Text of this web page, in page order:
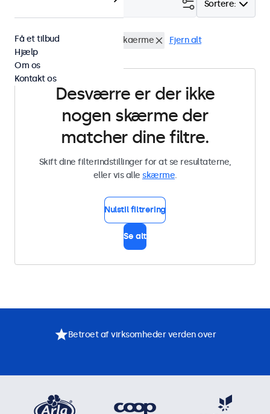
Sortere:
VESA 75 x 75 27 tommer skaerme Fjern alt
Desværre er der ikke
nogen skærme der
matcher dine filtre.
Skift dine filterindstillinger for at se resultaterne,
eller vis alle skærme.
Nulstil filtrering
Se alt
Få et tilbud
Hjælp
Om os
Kontakt os
Betroet af virksomheder verden over